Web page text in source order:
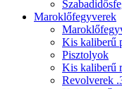
Maroklőfegyverek
Kis kaliberű
Pisztolyok
Kis kaliberű
Revolverek